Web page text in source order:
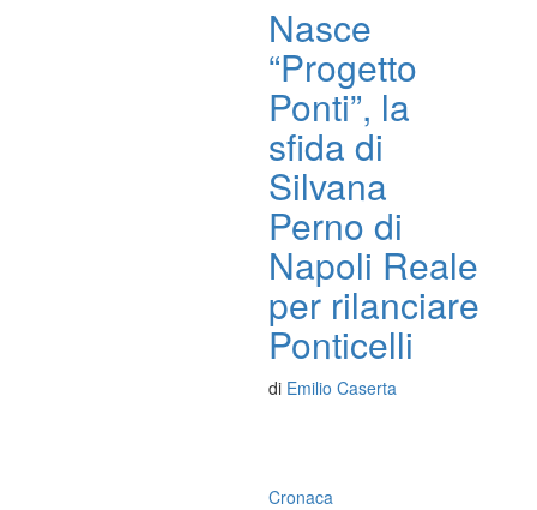
Nasce
“Progetto
Ponti”, la
sfida di
Silvana
Perno di
Napoli Reale
per rilanciare
Ponticelli
di Emilio Caserta
Cronaca